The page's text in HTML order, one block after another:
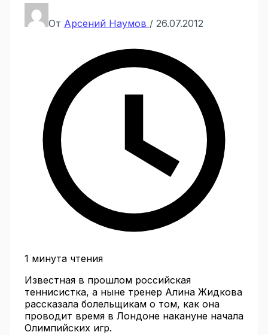
От Арсений Наумов / 26.07.2012
1 минута чтения
Известная в прошлом российская
теннисистка, а ныне тренер Алина Жидкова
рассказала болельщикам о том, как она
проводит время в Лондоне накануне начала
Олимпийских игр.